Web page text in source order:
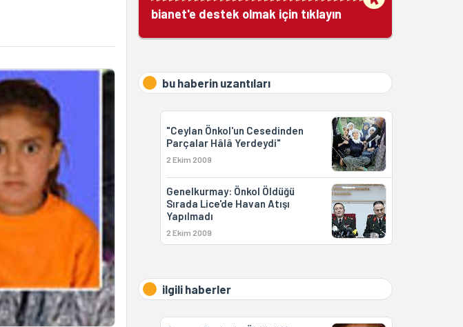
bianet'e destek olmak için tıklayın
bu haberin uzantıları
"Ceylan Önkol'un Cesedinden
Parçalar Hâlâ Yerdeydi"
2 Ekim 2009
Genelkurmay: Önkol Öldüğü
Sırada Lice'de Havan Atışı
Yapılmadı
2 Ekim 2009
ilgili haberler